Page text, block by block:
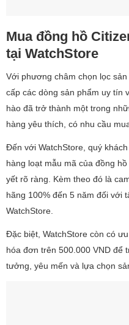
Mua đồng hồ
tại WatchStore
Với phương châm chọn lọc
cấp các dòng sản phẩm uy tín
hào đã trở thành một trong
hàng yêu thích, có nhu cầu
Đến với WatchStore, quý
hàng loạt mẫu mã của đồng
yết rõ ràng. Kèm theo đó là
hãng 100% đến 5 năm đối với
WatchStore.
Đặc biệt, WatchStore còn có
hóa đơn trên 500.000 VND để
tưởng, yêu mến và lựa chọn